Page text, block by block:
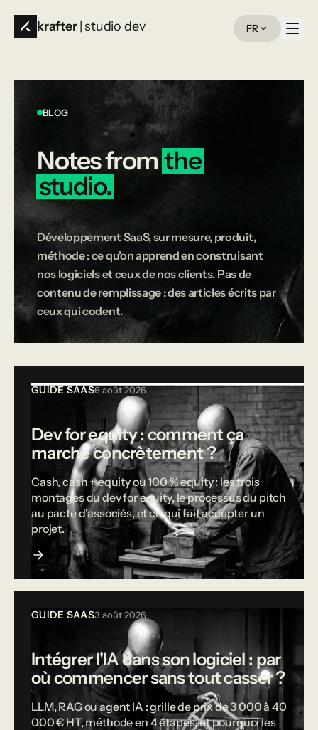
krafter | studio dev FR
BLOG
Notesfrom the
studio.
Développement SaaS, sur mesure, produit,
méthode : ce qu’on apprend en construisant
nos logiciels et ceux de nos clients. Pas de
contenu de remplissage : des articles écrits par
ceux qui codent.
GUIDE SAAS6 août 2026
Dev for equity : comment ça
marche concrètement ?
Cash, cash + equity ou 100 % equity : les trois
montages du dev for equity, le processus du pitch
au pacte d'associés, et ce qui fait accepter un
projet.
GUIDE SAAS3 août 2026
Intégrer l'IA dans son logiciel : par
où commencer sans tout casser ?
LLM, RAG ou agent IA : grille de prix de 3 000 à 40
000 € HT, méthode en 4 étapes, et pourquoi les